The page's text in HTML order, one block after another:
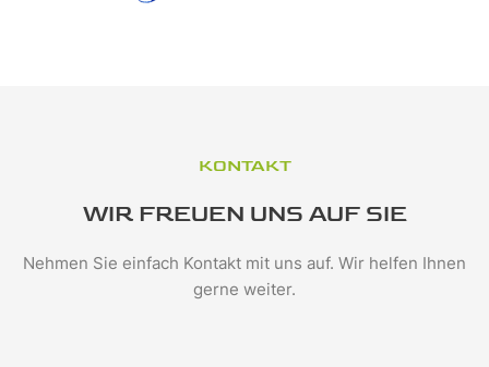
KONTAKT
WIR FREUEN UNS AUF SIE
Nehmen Sie einfach Kontakt mit uns auf. Wir helfen Ihnen
gerne weiter.